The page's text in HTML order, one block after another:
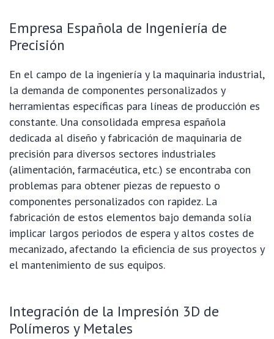
Empresa Española de Ingeniería de
Precisión
En el campo de la ingeniería y la maquinaria industrial,
la demanda de componentes personalizados y
herramientas específicas para líneas de producción es
constante. Una consolidada empresa española
dedicada al diseño y fabricación de maquinaria de
precisión para diversos sectores industriales
(alimentación, farmacéutica, etc.) se encontraba con
problemas para obtener piezas de repuesto o
componentes personalizados con rapidez. La
fabricación de estos elementos bajo demanda solía
implicar largos periodos de espera y altos costes de
mecanizado, afectando la eficiencia de sus proyectos y
el mantenimiento de sus equipos.
Integración de la Impresión 3D de
Polímeros y Metales